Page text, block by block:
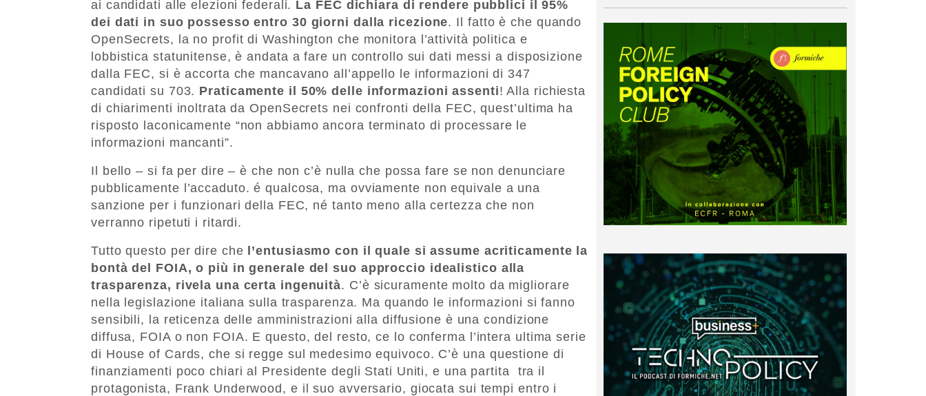
ai candidati alle elezioni federali. La FEC dichiara di rendere pubblici il 95%
dei dati in suo possesso entro 30 giorni dalla ricezione. Il fatto è che quando
OpenSecrets, la no profit di Washington che monitora l’attività politica e
lobbistica statunitense, è andata a fare un controllo sui dati messi a disposizione
dalla FEC, si è accorta che mancavano all’appello le informazioni di 347
candidati su 703. Praticamente il 50% delle informazioni assenti! Alla richiesta
di chiarimenti inoltrata da OpenSecrets nei confronti della FEC, quest’ultima ha
risposto laconicamente “non abbiamo ancora terminato di processare le
informazioni mancanti”.
Il bello – si fa per dire – è che non c’è nulla che possa fare se non denunciare
pubblicamente l’accaduto. é qualcosa, ma ovviamente non equivale a una
sanzione per i funzionari della FEC, né tanto meno alla certezza che non
verranno ripetuti i ritardi.
Tutto questo per dire che l’entusiasmo con il quale si assume acriticamente la
bontà del FOIA, o più in generale del suo approccio idealistico alla
trasparenza, rivela una certa ingenuità. C’è sicuramente molto da migliorare
nella legislazione italiana sulla trasparenza. Ma quando le informazioni si fanno
sensibili, la reticenza delle amministrazioni alla diffusione è una condizione
diffusa, FOIA o non FOIA. E questo, del resto, ce lo conferma l’intera ultima serie
di House of Cards, che si regge sul medesimo equivoco. C’è una questione di
finanziamenti poco chiari al Presidente degli Stati Uniti, e una partita tra il
protagonista, Frank Underwood, e il suo avversario, giocata sui tempi entro i